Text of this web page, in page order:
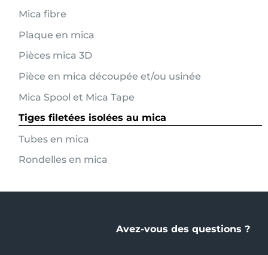
Mica fibre
Plaque en mica
Pièces mica 3D
Pièce en mica découpée et/ou usinée
Mica Spool et Mica Tape
Tiges filetées isolées au mica
Tubes en mica
Rondelles en mica
Avez-vous des questions ?